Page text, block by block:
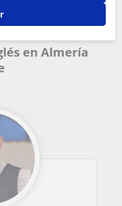
personalizad...
en Almería